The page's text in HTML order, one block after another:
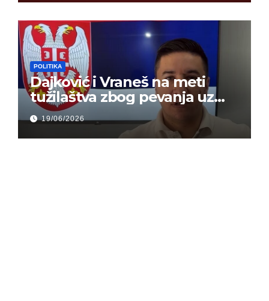
POLITIKA
Dajković i Vraneš na meti
tužilaštva zbog pevanja uz
gusle
19/06/2026